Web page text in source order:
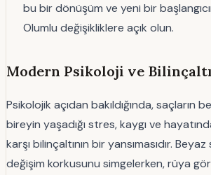
bu bir dönüşüm ve yeni bir
Olumlu değişikliklere açık olun.
Modern Psikoloji ve
Psikolojik açıdan bakıldığında, saçların
bireyin yaşadığı stres, kaygı ve
karşı bilinçaltının bir yansımasıdır.
değişim korkusunu simgelerken, rüya